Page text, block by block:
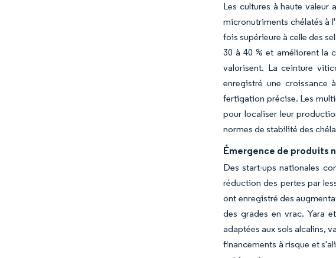
Les cultures à haute valeur
micronutriments chélatés à
fois supérieure à celle des
30 à 40 % et améliorent la
valorisent. La ceinture
enregistré une croissance
fertigation précise. Les
pour localiser leur
normes de stabilité des
Émergence de produits
Des start-ups nationales
réduction des pertes par
ont enregistré des
des grades en vrac. Yara
adaptées aux sols alcalins,
financements à risque et